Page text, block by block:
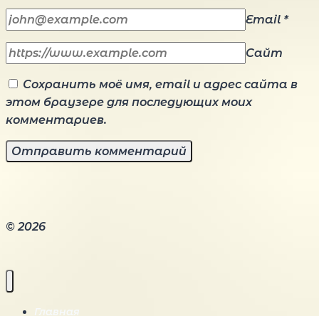
Email *
Сайт
Сохранить моё имя, email и адрес сайта в
этом браузере для последующих моих
комментариев.
© 2026
Главная